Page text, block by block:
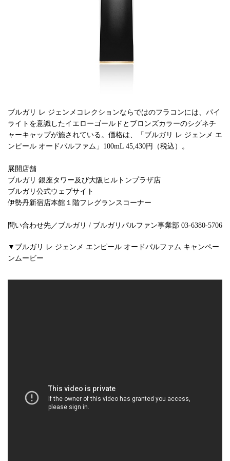
ブルガリ レ ジェンメコレクションならではのフラコンには、パイ
ライトを意識したイエローゴールドとブロンズカラーのシグネチ
ャーキャップが施されている。価格は、「ブルガリ レ ジェンメ エ
ンピール オードパルファム」100mL 45,430円（税込）。
展開店舗
ブルガリ 銀座タワー及び大阪ヒルトンプラザ店
ブルガリ公式ウェブサイト
伊勢丹新宿店本館１階フレグランスコーナー
問い合わせ先／ブルガリ / ブルガリパルファン事業部 03-6380-5706
▼ブルガリ レ ジェンメ エンピール オードパルファム キャンペー
ンムービー